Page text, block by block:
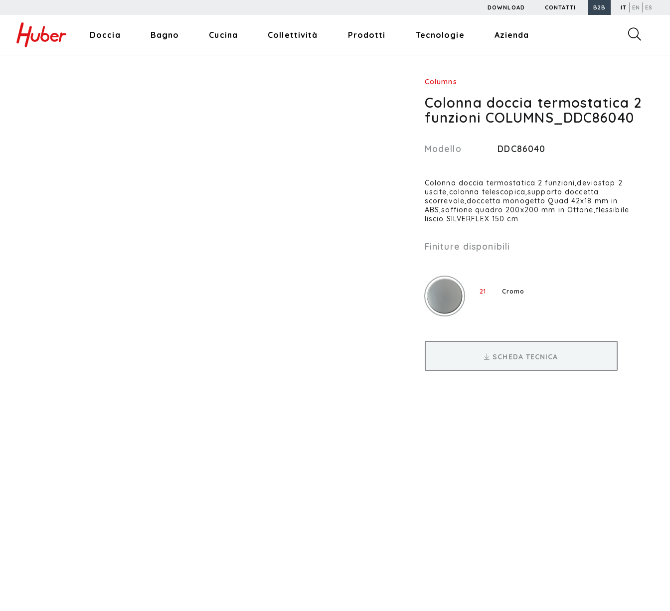
DOWNLOAD CONTATTI B2B IT EN ES
Doccia Bagno Cucina Collettività Prodotti Tecnologie Azienda
Columns
Colonna doccia termostatica 2
funzioni COLUMNS_DDC86040
Modello DDC86040
Colonna doccia termostatica 2 funzioni,deviastop 2
uscite,colonna telescopica,supporto doccetta
scorrevole,doccetta monogetto Quad 42x18 mm in
ABS,soffione quadro 200x200 mm in Ottone,flessibile
liscio SILVERFLEX 150 cm
Finiture disponibili
21 Cromo
SCHEDA TECNICA